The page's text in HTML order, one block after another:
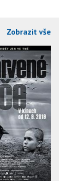
Zobrazit vše